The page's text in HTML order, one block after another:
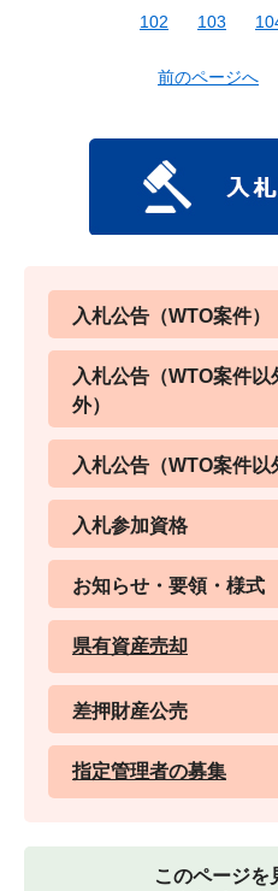
102
103
前のページへ
入札公告（WTO案件）
入札公告（WTO案件
外）
入札公告（WTO案件以
入札参加資格
お知らせ・要領・様式
県有資産売却
差押財産公売
指定管理者の募集
このページを